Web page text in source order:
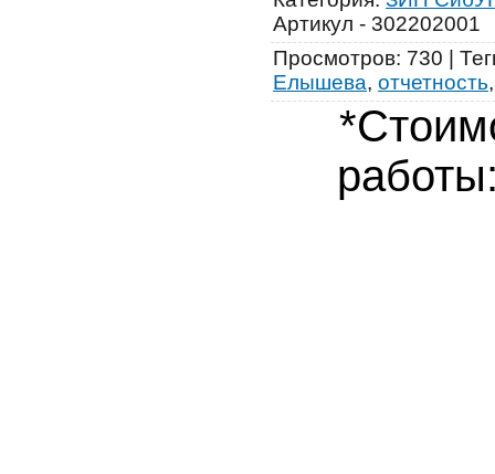
Артикул - 302202001
Просмотров: 730 |
Елышева, отчетность